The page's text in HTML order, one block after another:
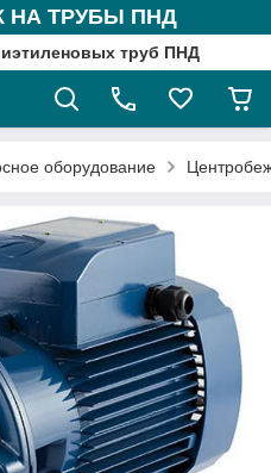
НА ТРУБЫ ПНД
труб ПНД
оборудование